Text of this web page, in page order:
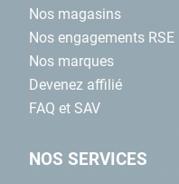
Nos magasins
Nos engagements RSE
Nos marques
Devenez affilié
FAQ et SAV
NOS SERVICES